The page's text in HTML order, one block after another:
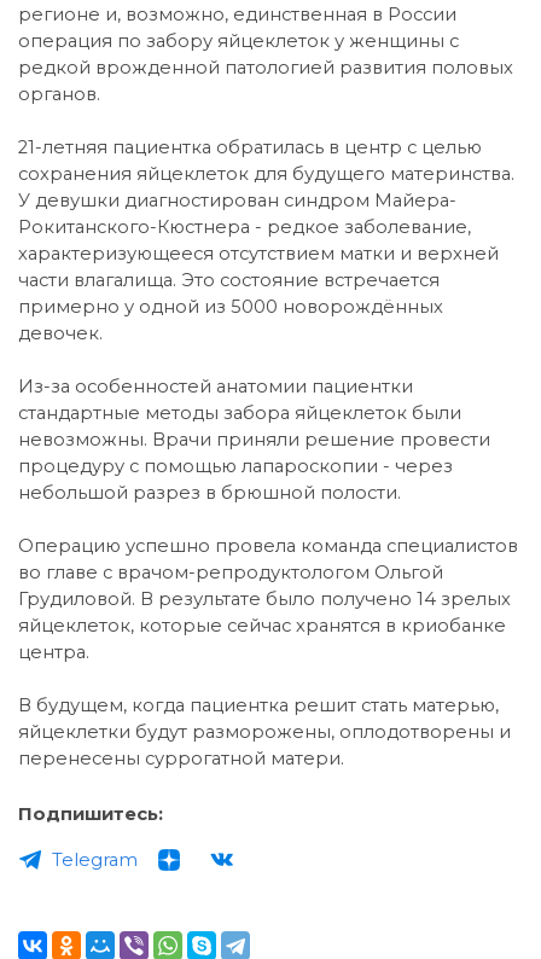
регионе и, возможно, единственная в России
операция по забору яйцеклеток у женщины с
редкой врожденной патологией развития половых
органов.
21-летняя пациентка обратилась в центр с целью
сохранения яйцеклеток для будущего материнства.
У девушки диагностирован синдром Майера-
Рокитанского-Кюстнера - редкое заболевание,
характеризующееся отсутствием матки и верхней
части влагалища. Это состояние встречается
примерно у одной из 5000 новорождённых
девочек.
Из-за особенностей анатомии пациентки
стандартные методы забора яйцеклеток были
невозможны. Врачи приняли решение провести
процедуру с помощью лапароскопии - через
небольшой разрез в брюшной полости.
Операцию успешно провела команда специалистов
во главе с врачом-репродуктологом Ольгой
Грудиловой. В результате было получено 14 зрелых
яйцеклеток, которые сейчас хранятся в криобанке
центра.
В будущем, когда пациентка решит стать матерью,
яйцеклетки будут разморожены, оплодотворены и
перенесены суррогатной матери.
Подпишитесь:
Telegram